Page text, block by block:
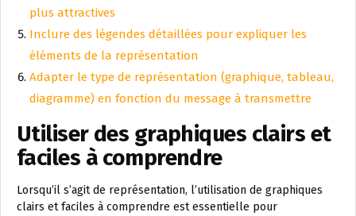
plus attractives
Inclure des légendes détaillées pour expliquer les
éléments de la représentation
Adapter le type de représentation (graphique, tableau,
diagramme) en fonction du message à transmettre
Utiliser des graphiques clairs et
faciles à comprendre
Lorsqu’il s’agit de représentation, l’utilisation de graphiques
clairs et faciles à comprendre est essentielle pour